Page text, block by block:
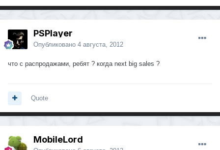
PSPlayer
Опубликовано 4 августа, 2012
что с распродажами, ребят ? когда next big sales ?
Quote
MobileLord